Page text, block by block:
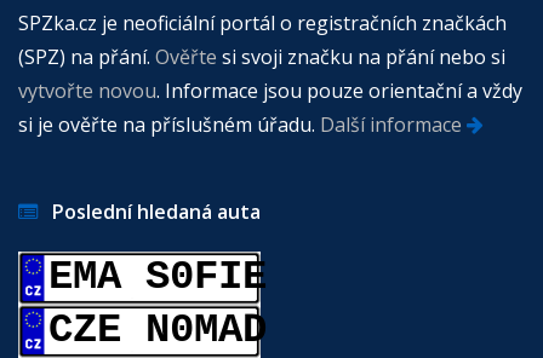
SPZka.cz je neoficiální portál o registračních značkách
(SPZ) na přání. Ověřte si svoji značku na přání nebo si
vytvořte novou. Informace jsou pouze orientační a vždy
si je ověřte na příslušném úřadu. Další informace
Poslední hledaná auta
EMA S0FIE
CZE N0MAD